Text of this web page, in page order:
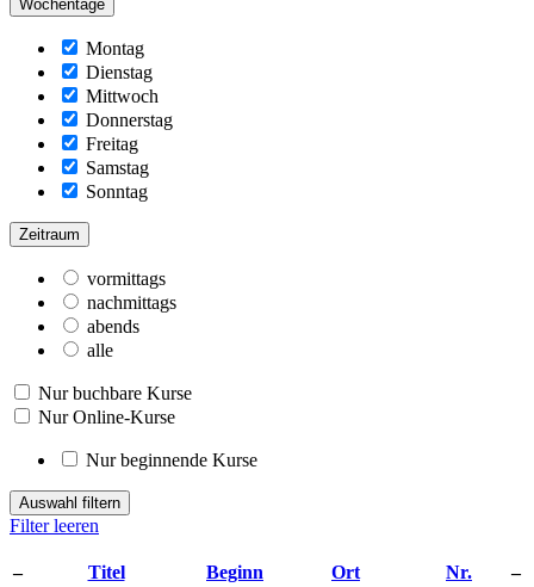
Wochentage
Montag
Dienstag
Mittwoch
Donnerstag
Freitag
Samstag
Sonntag
Zeitraum
vormittags
nachmittags
abends
alle
Nur buchbare Kurse
Nur Online-Kurse
Nur beginnende Kurse
Auswahl filtern
Filter leeren
– Titel Beginn Ort Nr. –